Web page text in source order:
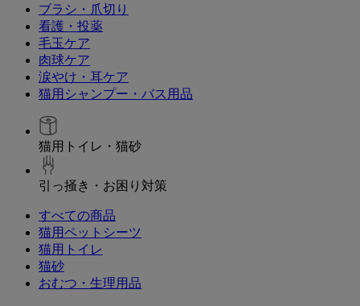
ブラシ・爪切り
看護・投薬
毛玉ケア
肉球ケア
涙やけ・耳ケア
猫用シャンプー・バス用品
猫用トイレ・猫砂
引っ掻き・お困り対策
すべての商品
猫用ペットシーツ
猫用トイレ
猫砂
おむつ・生理用品